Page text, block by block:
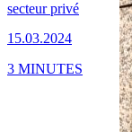
secteur privé
15.03.2024
3 MINUTES